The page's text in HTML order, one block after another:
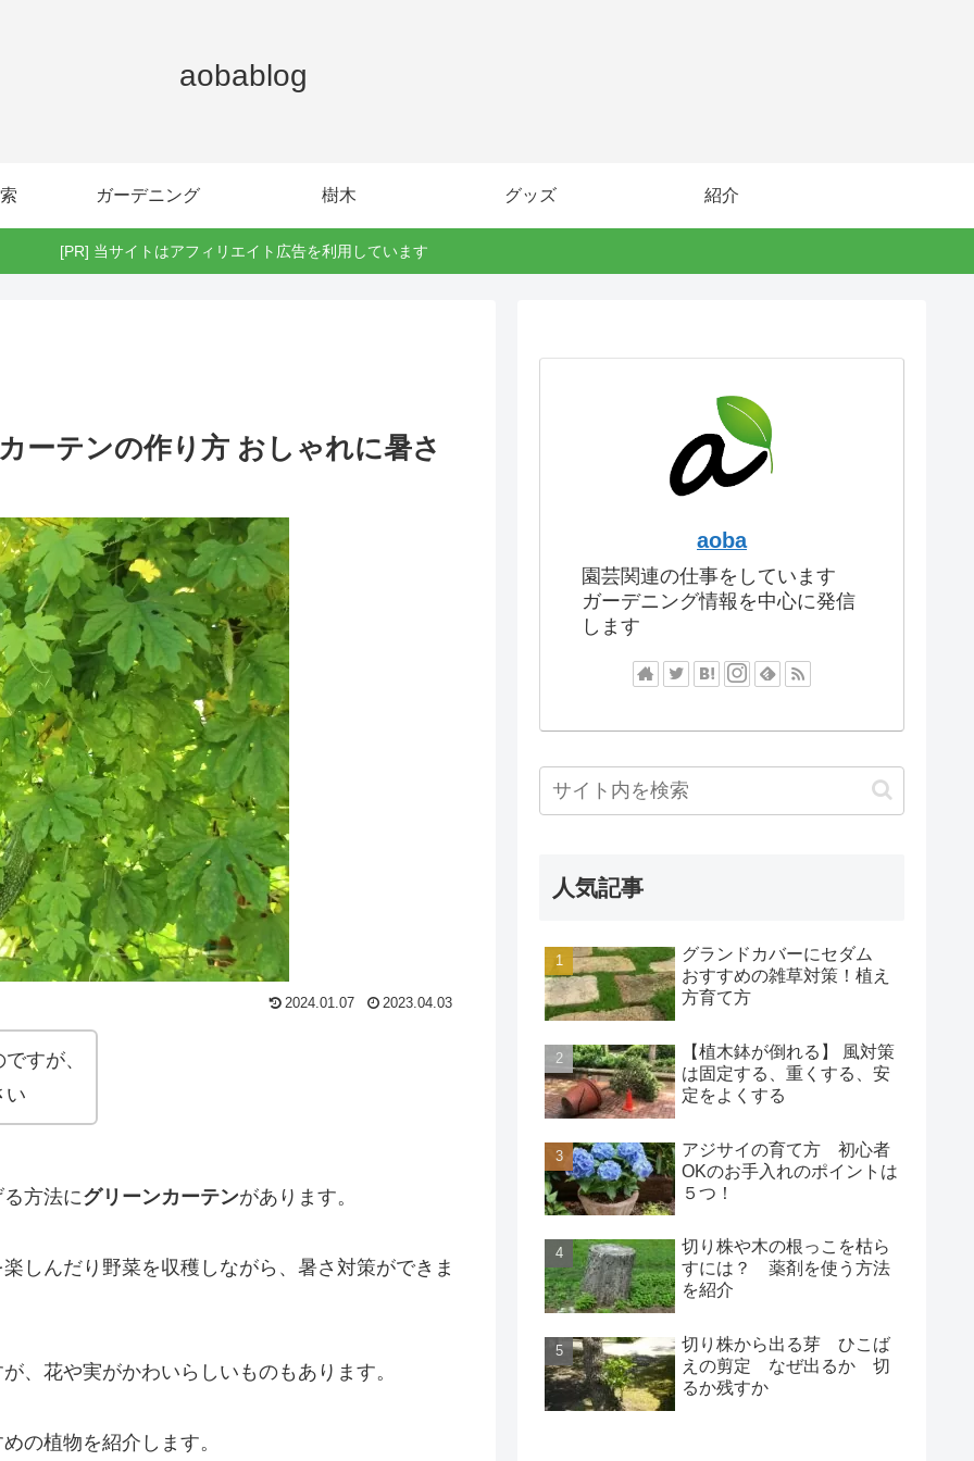
aobablog
ガーデニング 樹木 グッズ 紹介
[PR] 当サイトはアフィリエイト広告を利用しています
ーテンの作り方 おしゃれに暑さ
2024.01.07 2023.04.03
すが、
い
方法にグリーンカーテンがあります。
しんだり野菜を収穫しながら、暑さ対策ができま
、花や実がかわいらしいものもあります。
の植物を紹介します。
aoba
園芸関連の仕事をしています
ガーデニング情報を中心に発信
します
人気記事
グランドカバーにセダム
おすすめの雑草対策！植え
方育て方
【植木鉢が倒れる】 風対策
は固定する、重くする、安
定をよくする
アジサイの育て方 初心者
OKのお手入れのポイントは
５つ！
切り株や木の根っこを枯ら
すには？ 薬剤を使う方法
を紹介
切り株から出る芽 ひこば
えの剪定 なぜ出るか 切
るか残すか